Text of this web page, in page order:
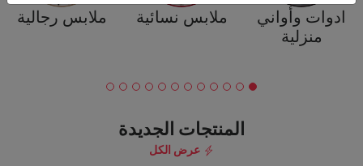
ادوات وأواني
منزلية
ملابس نسائية ملابس رجالية
المنتجات الجديدة
عرض الكل